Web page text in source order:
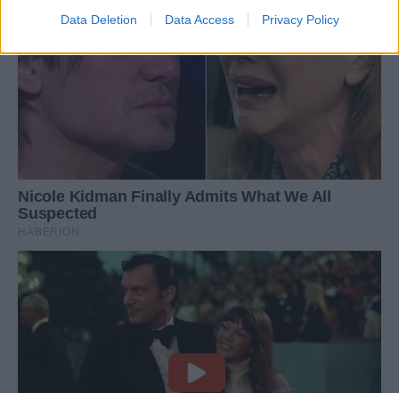
Data Deletion Data Access Privacy Policy